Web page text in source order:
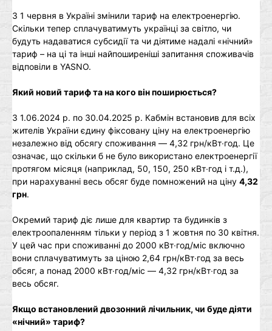
З 1 червня в Україні змінили тариф на електроенергію.
Скільки тепер сплачуватимуть українці за світло, чи
будуть надаватися субсидії та чи діятиме надалі «нічний»
тариф – на ці та інші найпоширеніші запитання споживачів
відповіли в YASNO.
Який новий тариф та на кого він поширюється?
З 1.06.2024 р. по 30.04.2025 р. Кабмін встановив для всіх
жителів України єдину фіксовану ціну на електроенергію
незалежно від обсягу споживання ― 4,32 грн/кВт∙год. Це
означає, що скільки б не було використано електроенергії
протягом місяця (наприклад, 50, 150, 250 кВт∙год і т.д.),
при нарахуванні весь обсяг буде помножений на ціну 4,32
грн.
Окремий тариф діє лише для квартир та будинків з
електроопаленням тільки у період з 1 жовтня по 30 квітня.
У цей час при споживанні до 2000 кВт∙год/міс включно
вони сплачуватимуть за ціною 2,64 грн/кВт∙год за весь
обсяг, а понад 2000 кВт∙год/міс ― 4,32 грн/кВт∙год за
весь обсяг.
Якщо встановлений двозонний лічильник, чи буде діяти
«нічний» тариф?